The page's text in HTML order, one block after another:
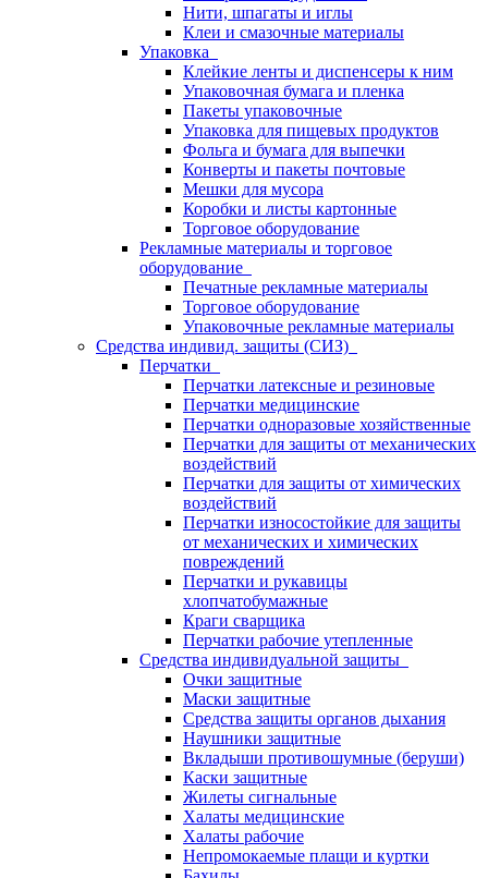
Нити, шпагаты и иглы
Клеи и смазочные материалы
Упаковка
Клейкие ленты и диспенсеры к ним
Упаковочная бумага и пленка
Пакеты упаковочные
Упаковка для пищевых продуктов
Фольга и бумага для выпечки
Конверты и пакеты почтовые
Мешки для мусора
Коробки и листы картонные
Торговое оборудование
Рекламные материалы и торговое
оборудование
Печатные рекламные материалы
Торговое оборудование
Упаковочные рекламные материалы
Средства индивид. защиты (СИЗ)
Перчатки
Перчатки латексные и резиновые
Перчатки медицинские
Перчатки одноразовые хозяйственные
Перчатки для защиты от механических
воздействий
Перчатки для защиты от химических
воздействий
Перчатки износостойкие для защиты
от механических и химических
повреждений
Перчатки и рукавицы
хлопчатобумажные
Краги сварщика
Перчатки рабочие утепленные
Средства индивидуальной защиты
Очки защитные
Маски защитные
Средства защиты органов дыхания
Наушники защитные
Вкладыши противошумные (беруши)
Каски защитные
Жилеты сигнальные
Халаты медицинские
Халаты рабочие
Непромокаемые плащи и куртки